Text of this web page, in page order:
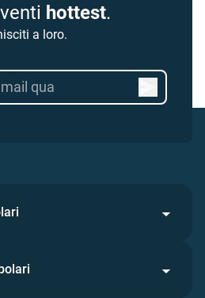
hottest.
a loro.